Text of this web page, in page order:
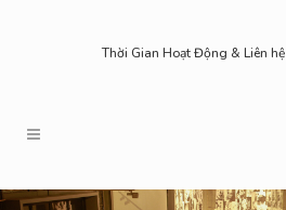
Thời Gian Hoạt Động & Liên hệ